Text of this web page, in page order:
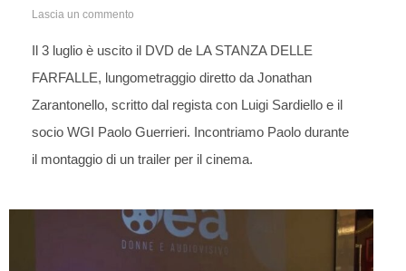
Lascia un commento
Il 3 luglio è uscito il DVD de LA STANZA DELLE
FARFALLE, lungometraggio diretto da Jonathan
Zarantonello, scritto dal regista con Luigi Sardiello e il
socio WGI Paolo Guerrieri. Incontriamo Paolo durante
il montaggio di un trailer per il cinema.